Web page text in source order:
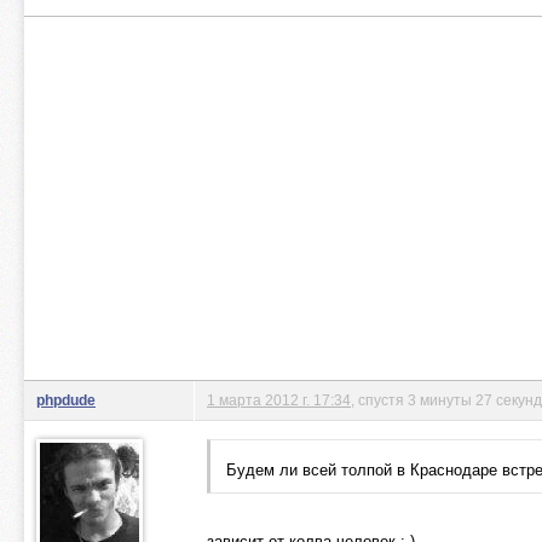
phpdude 1 марта 2012 г. 17:34 , спустя 3 минуты 27 секунд
Будем ли всей толпой в Краснодаре